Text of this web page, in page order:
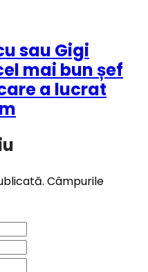
sau Gigi
mai bun șef
a lucrat
Câmpurile